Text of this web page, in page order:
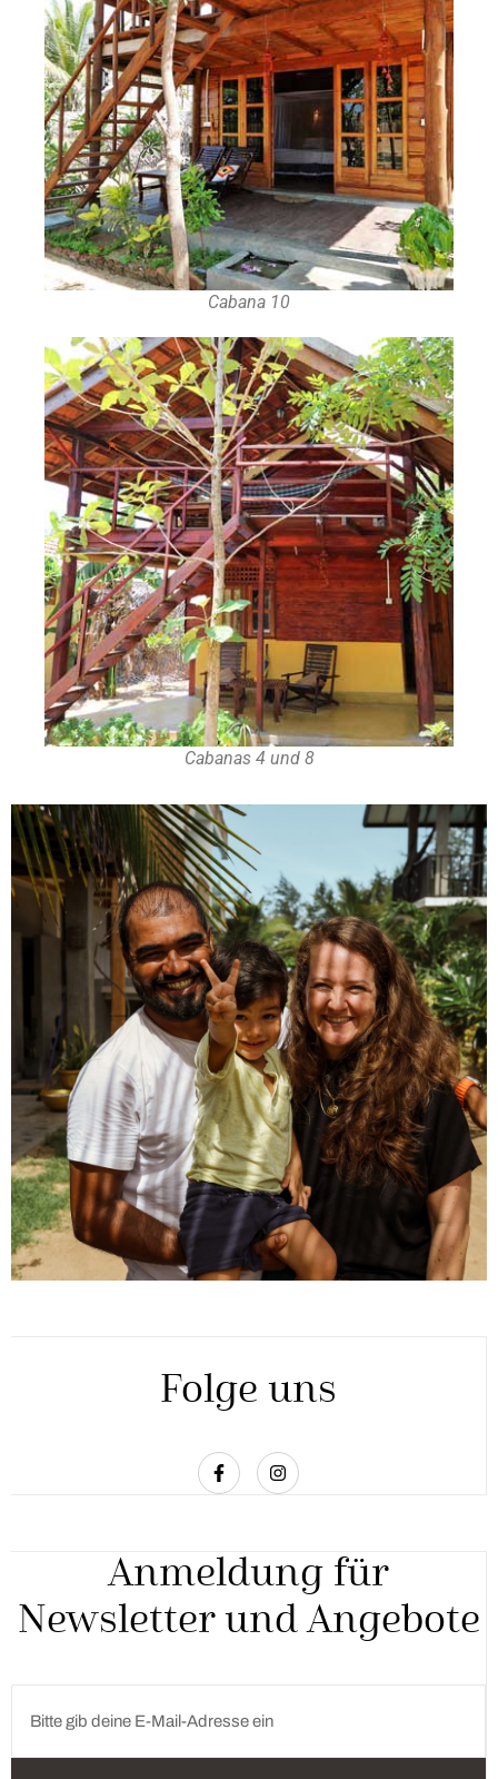
Cabana 10
Cabanas 4 und 8
Folge uns
Anmeldung für
Newsletter und Angebote